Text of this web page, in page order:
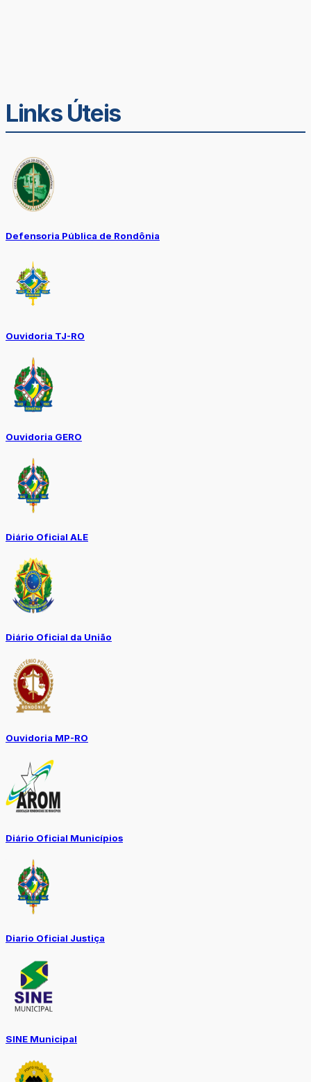
Links Úteis
Defensoria Pública de Rondônia
Ouvidoria TJ-RO
Ouvidoria GERO
Diário Oficial ALE
Diário Oficial da União
Ouvidoria MP-RO
Diário Oficial Municípios
Diario Oficial Justiça
SINE Municipal